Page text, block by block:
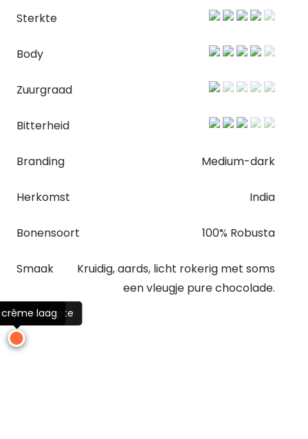
Sterkte
Body
Zuurgraad
Bitterheid
Branding Medium-dark
Herkomst India
Bonensoort 100% Robusta
Smaak
Kruidig, aards, licht rokerig met soms
een vleugje pure chocolade.
extra diepte
crême laag